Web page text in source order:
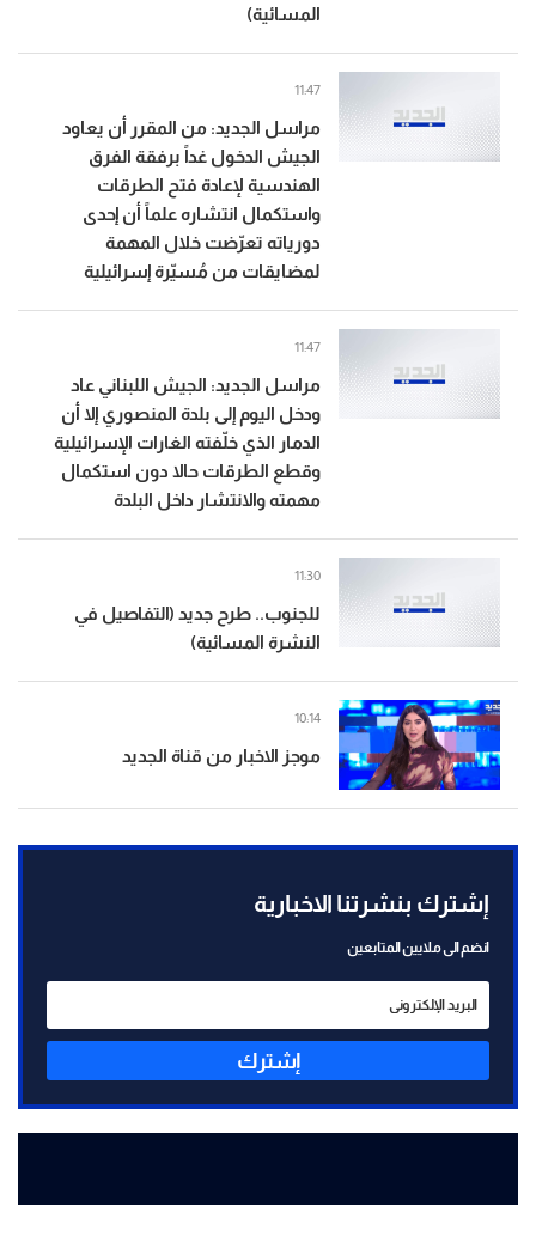
المسائية)
مراسل الجديد: من المقرر أن يعاود
الجيش الدخول غداً برفقة الفرق
الهندسية لإعادة فتح الطرقات
واستكمال انتشاره علماً أن إحدى
دورياته تعرّضت خلال المهمة
لمضايقات من مُسيّرة إسرائيلية
11:47
مراسل الجديد: الجيش اللبناني عاد
ودخل اليوم إلى بلدة المنصوري إلا أن
الدمار الذي خلّفته الغارات الإسرائيلية
وقطع الطرقات حالا دون استكمال
مهمته والانتشار داخل البلدة
11:47
للجنوب.. طرح جديد (التفاصيل في
النشرة المسائية)
11:30
موجز الاخبار من قناة الجديد
10:14
إشترك بنشرتنا الاخبارية
انضم الى ملايين المتابعين
إشترك